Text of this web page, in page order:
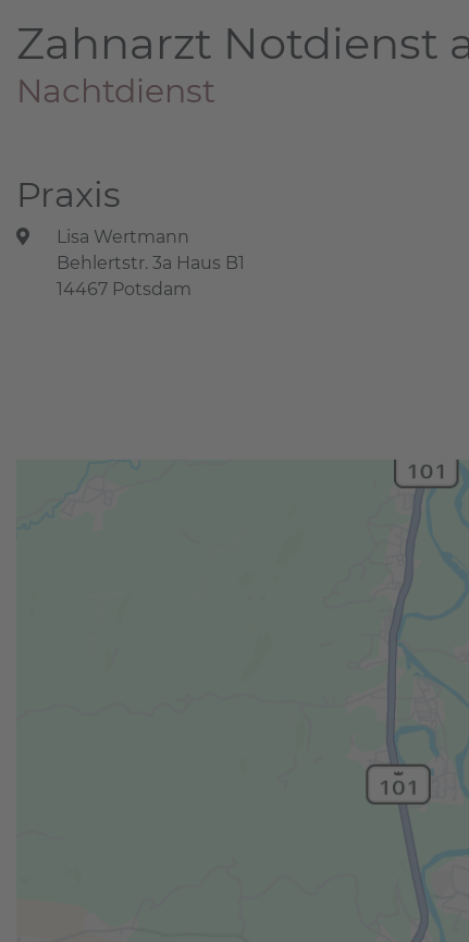
Zahnarzt Notdienst
Nachtdienst
Praxis
Lisa Wertmann
Behlertstr. 3a Haus B1
14467 Potsdam